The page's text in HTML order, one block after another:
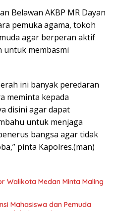
Belawan AKBP MR Dayan
pemuka agama, tokoh
agar berperan aktif
untuk membasmi
ini banyak peredaran
meminta kepada
disini agar dapat
untuk menjaga
bangsa agar tidak
pinta Kapolres.(man)
Walikota Medan Minta Maling
Mahasiswa dan Pemuda